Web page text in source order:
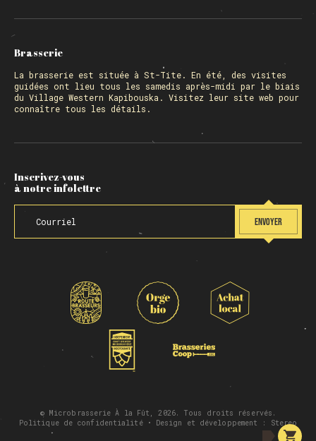
Brasserie
La brasserie est située à St-Tite. En été, des visites
guidées ont lieu tous les samedis après-midi par le biais
du Village Western Kapibouska. Visitez leur site web pour
connaître tous les détails.
Inscrivez-vous
à notre infolettre
ENVOYER
© Microbrasserie À la Fût, 2026. Tous droits réservés.
Politique de confidentialité• Design et développement : Stereo